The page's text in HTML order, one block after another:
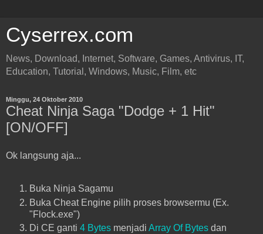
Cyserrex.com
News, Download, Internet, Software, Games, Antivirus, IT,
Education, Tutorial, Windows, Music, Film, etc
Minggu, 24 Oktober 2010
Cheat Ninja Saga "Dodge + 1 Hit"
[ON/OFF]
Ok langsung aja...
Buka Ninja Sagamu
Buka Cheat Engine pilih proses browsermu (Ex.
"Flock.exe")
Di CE ganti 4 Bytes menjadi Array Of Bytes dan